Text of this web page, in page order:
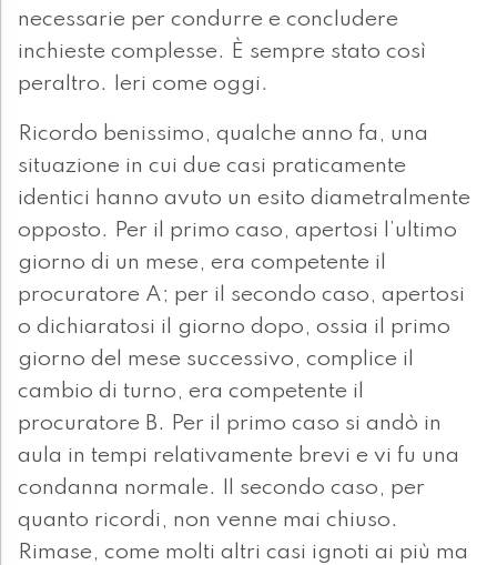
necessarie per condurre e concludere
inchieste complesse. È sempre stato così
peraltro. Ieri come oggi.
Ricordo benissimo, qualche anno fa, una
situazione in cui due casi praticamente
identici hanno avuto un esito diametralmente
opposto. Per il primo caso, apertosi l’ultimo
giorno di un mese, era competente il
procuratore A; per il secondo caso, apertosi
o dichiaratosi il giorno dopo, ossia il primo
giorno del mese successivo, complice il
cambio di turno, era competente il
procuratore B. Per il primo caso si andò in
aula in tempi relativamente brevi e vi fu una
condanna normale. Il secondo caso, per
quanto ricordi, non venne mai chiuso.
Rimase, come molti altri casi ignoti ai più ma